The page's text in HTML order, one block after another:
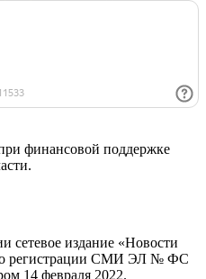
финансовой поддержке
сетевое издание «Новости
о регистрации СМИ ЭЛ № ФС
14 февраля 2022.